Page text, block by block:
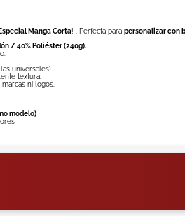
Manga Corta! . Perfecta para personalizar con
/ 40% Poliéster (240g).
universales).
textura.
ni logos.
modelo)